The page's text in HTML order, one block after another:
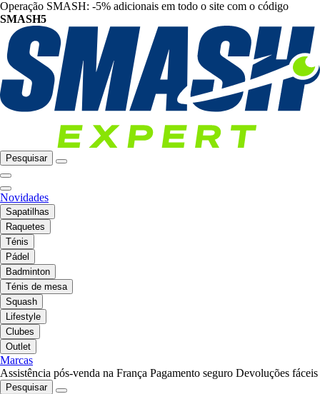
Operação SMASH: -5% adicionais em todo o site com o código
SMASH5
Pesquisar
Novidades
Sapatilhas
Raquetes
Ténis
Pádel
Badminton
Ténis de mesa
Squash
Lifestyle
Clubes
Outlet
Marcas
Assistência pós-venda na França Pagamento seguro Devoluções fáceis
Pesquisar